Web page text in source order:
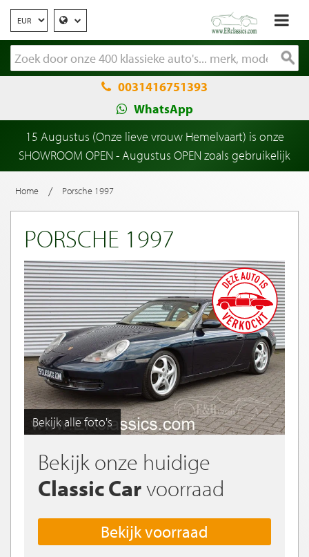
0031416751393
WhatsApp
15 Augustus (Onze lieve vrouw Hemelvaart) is onze
SHOWROOM OPEN - Augustus OPEN zoals gebruikelijk
Home / Porsche 1997
PORSCHE 1997
Bekijk alle foto's
Bekijk onze huidige
Classic Carvoorraad
Bekijk voorraad